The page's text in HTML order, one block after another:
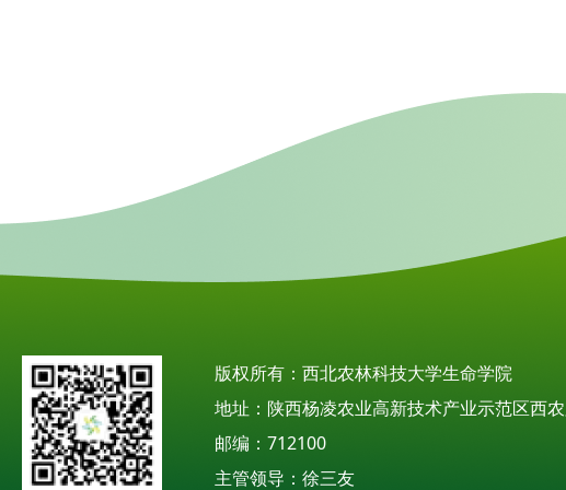
版权所有：西北农林科技大学生命学院
地址：陕西杨凌农业高新技术产业示范区西
邮编：712100
主管领导：徐三友